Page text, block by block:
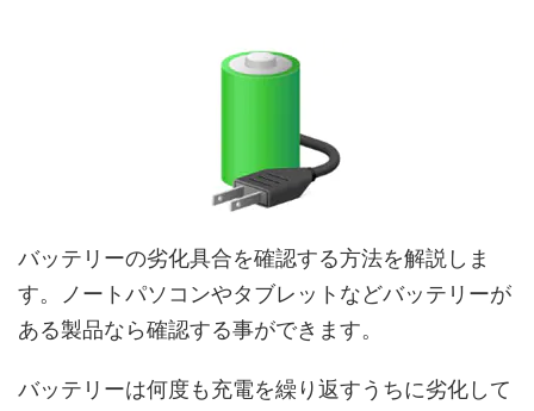
バッテリーの劣化具合を確認する方法を解説しま
す。ノートパソコンやタブレットなどバッテリーが
ある製品なら確認する事ができます。
バッテリーは何度も充電を繰り返すうちに劣化して